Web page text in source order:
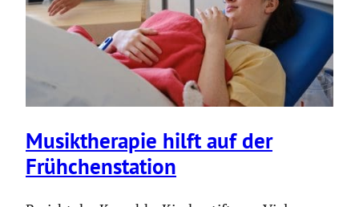
Musik­the­rapie hilft auf der
Frühchen­sta­tion